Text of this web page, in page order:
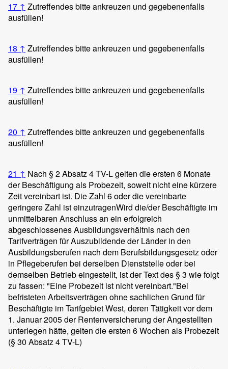
17 ↑ Zutreffendes bitte ankreuzen und gegebenenfalls
ausfüllen!
18 ↑ Zutreffendes bitte ankreuzen und gegebenenfalls
ausfüllen!
19 ↑ Zutreffendes bitte ankreuzen und gegebenenfalls
ausfüllen!
20 ↑ Zutreffendes bitte ankreuzen und gegebenenfalls
ausfüllen!
21 ↑ Nach § 2 Absatz 4 TV-L gelten die ersten 6 Monate
der Beschäftigung als Probezeit, soweit nicht eine kürzere
Zeit vereinbart ist. Die Zahl 6 oder die vereinbarte
geringere Zahl ist einzutragenWird die/der Beschäftigte im
unmittelbaren Anschluss an ein erfolgreich
abgeschlossenes Ausbildungsverhältnis nach den
Tarifverträgen für Auszubildende der Länder in den
Ausbildungsberufen nach dem Berufsbildungsgesetz oder
in Pflegeberufen bei derselben Dienststelle oder bei
demselben Betrieb eingestellt, ist der Text des § 3 wie folgt
zu fassen: "Eine Probezeit ist nicht vereinbart."Bei
befristeten Arbeitsverträgen ohne sachlichen Grund für
Beschäftigte im Tarifgebiet West, deren Tätigkeit vor dem
1. Januar 2005 der Rentenversicherung der Angestellten
unterlegen hätte, gelten die ersten 6 Wochen als Probezeit
(§ 30 Absatz 4 TV-L)